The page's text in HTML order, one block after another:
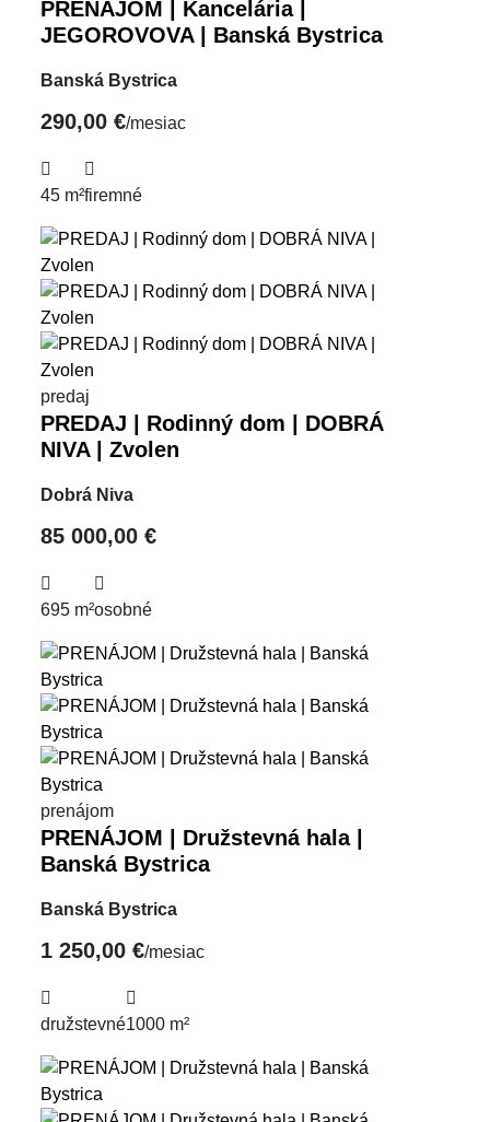
PRENÁJOM | Kancelária |
JEGOROVOVA | Banská Bystrica
Banská Bystrica
290,00 €/mesiac
45 m²firemné
predaj
PREDAJ | Rodinný dom | DOBRÁ
NIVA | Zvolen
Dobrá Niva
85 000,00 €
695 m²osobné
prenájom
PRENÁJOM | Družstevná hala |
Banská Bystrica
Banská Bystrica
1 250,00 €/mesiac
družstevné1000 m²